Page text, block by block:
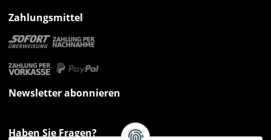
Zahlungsmittel
Newsletter abonnieren
Haben Sie Fragen?